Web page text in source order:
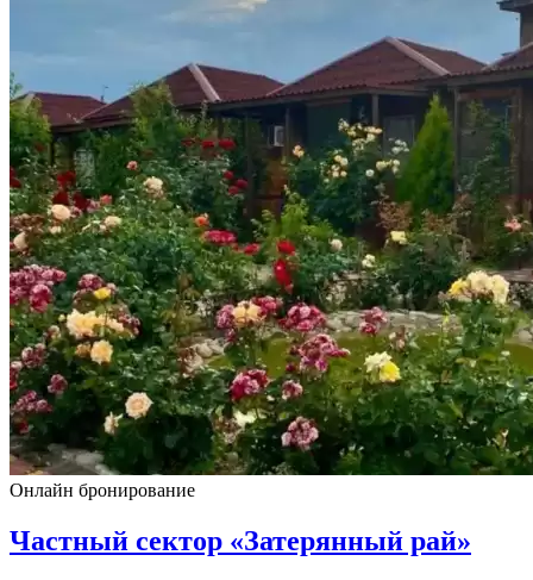
Онлайн бронирование
Частный сектор «Затерянный рай»